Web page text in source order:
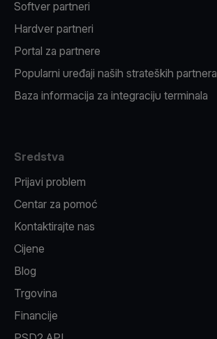
Softver partneri
Hardver partneri
Portal za partnere
Popularni uređaji naših strateških partnera
Baza informacija za integraciju terminala
Sredstva
Prijavi problem
Centar za pomoć
Kontaktirajte nas
Cijene
Blog
Trgovina
Financije